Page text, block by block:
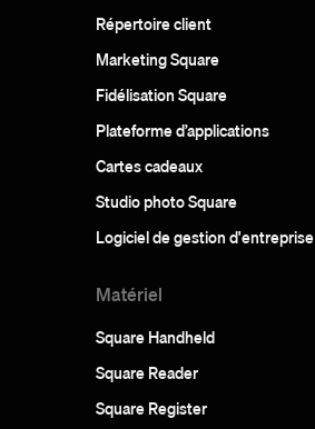
Répertoire client
Marketing Square
Fidélisation Square
Plateforme d’applications
Cartes cadeaux
Studio photo Square
Logiciel de gestion d'entreprise
Matériel
Square Handheld
Square Reader
Square Register